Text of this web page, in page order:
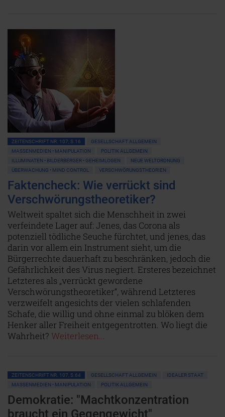
ZEITENSCHRIFT NR. 107, S.16
GESELLSCHAFT ALLGEMEIN
MASSENMEDIEN • MANIPULATION
POLITIK ALLGEMEIN
ILLUMINATEN • BILDERBERGER • GEHEIMLOGEN
NEUE WELTORDNUNG
ÜBERWACHUNG • MIND CONTROL
VERSCHWÖRUNGSTHEORIEN
Faktencheck: Wie verrückt sind
Verschwörungstheoretiker?
Weltweit spaltet sich die Menschheit in zwei
verfeindete Lager auf: Jenes, das Corona als
potenziell tödliche Seuche fürchtet, und jenes, das
darin vor allem ein Instrument sieht, um die
Bürgerrechte dauerhaft zu beschränken, jedoch die
Gefährlichkeit des Virus negiert. Ersteres bezeichnet
Letzteres als „verrückt gewordene
Verschwörungstheoretiker“, während Letzteres
verzweifelt angesichts der vielen schlafenden
Schafe, die willig und ohne einmal zu blöken dem
Henker aller Freiheit entgegentrotten. Wo liegt die
Wahrheit? Weiterlesen...
ZEITENSCHRIFT NR. 107, S.64 GESELLSCHAFT ALLGEMEIN
IDEALER STAAT
MASSENMEDIEN • MANIPULATION
POLITIK ALLGEMEIN
Demokratie: "Machtkonzentration
braucht ein Gegengewicht"